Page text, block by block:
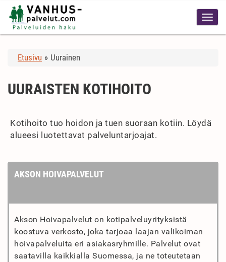
Etusivu » Uurainen
UURAISTEN KOTIHOITO
Kotihoito tuo hoidon ja tuen suoraan kotiin. Löydä
alueesi luotettavat palveluntarjoajat.
AKSON HOIVAPALVELUT
Akson Hoivapalvelut on kotipalveluyrityksistä
koostuva verkosto, joka tarjoaa laajan valikoiman
hoivapalveluita eri asiakasryhmille. Palvelut ovat
saatavilla kaikkialla Suomessa, ja ne toteutetaan